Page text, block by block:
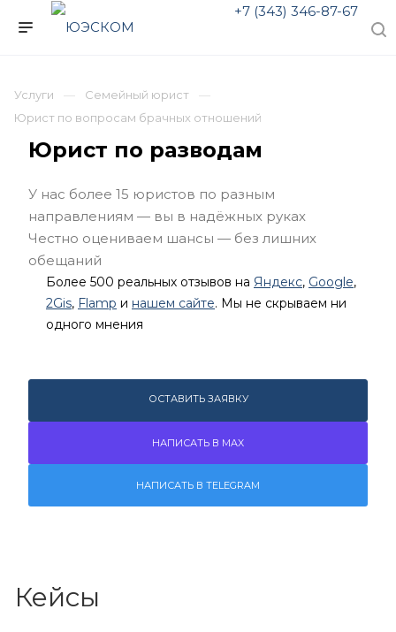
+7 (343) 346-87-67
Услуги
Семейный юрист
Юрист по вопросам брачных отношений
Юрист по разводам
У нас более 15 юристов по разным
направлениям — вы в надёжных руках
Честно оцениваем шансы — без лишних
обещаний
Более 500 реальных отзывов на Яндекс, Google,
2Gis, Flamp и нашем сайте. Мы не скрываем ни
одного мнения
ОСТАВИТЬ ЗАЯВКУ
НАПИСАТЬ В MAX
НАПИСАТЬ В TELEGRAM
Кейсы